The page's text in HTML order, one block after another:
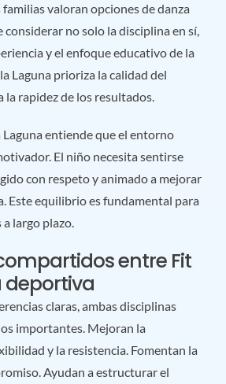
valoran opciones de danza
no solo la disciplina en sí,
y el enfoque educativo de la
Laguna prioriza la calidad del
rapidez de los resultados.
entiende que el entorno
El niño necesita sentirse
con respeto y animado a mejorar
Este equilibrio es fundamental para
largo plazo.
entre Fit
deportiva
claras, ambas disciplinas
importantes. Mejoran la
y la resistencia. Fomentan la
Ayudan a estructurar el